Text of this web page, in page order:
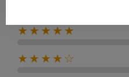
★★★★★
★★★★☆